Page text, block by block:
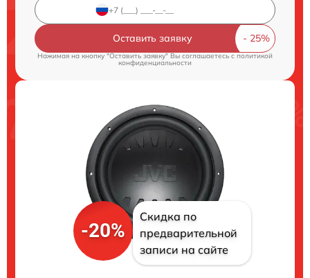
Оставить заявку
Нажимая на кнопку "Оставить заявку" Вы соглашаетесь cполитикой
конфиденциальности
-20%
Скидка по
предварительной
записи на сайте